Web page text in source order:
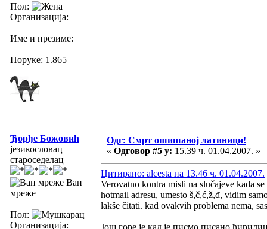
Пол:
Организација:
Име и презиме:
Поруке: 1.865
Ђорђе Божовић
језикословац
староседелац
Ван
мреже
Пол:
Организација:
Одг: Смрт ошишаној латиници!
« Одговор #5 у: 15.39 ч. 01.04.2007. »
Цитирано: alcesta на 13.46 ч. 01.04.2007.
Verovatno kontra misli na slučajeve kada
hotmail adresu, umesto š,č,ć,ž,đ, vidim
lakše čitati. kad ovakvih problema nema,
Још горе је кад је писмо писано